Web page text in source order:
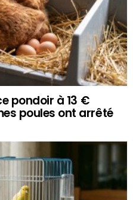
pondoir à 13 €
poules ont arrêté